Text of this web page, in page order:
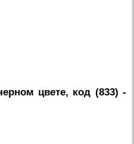
цвете, код (833) -